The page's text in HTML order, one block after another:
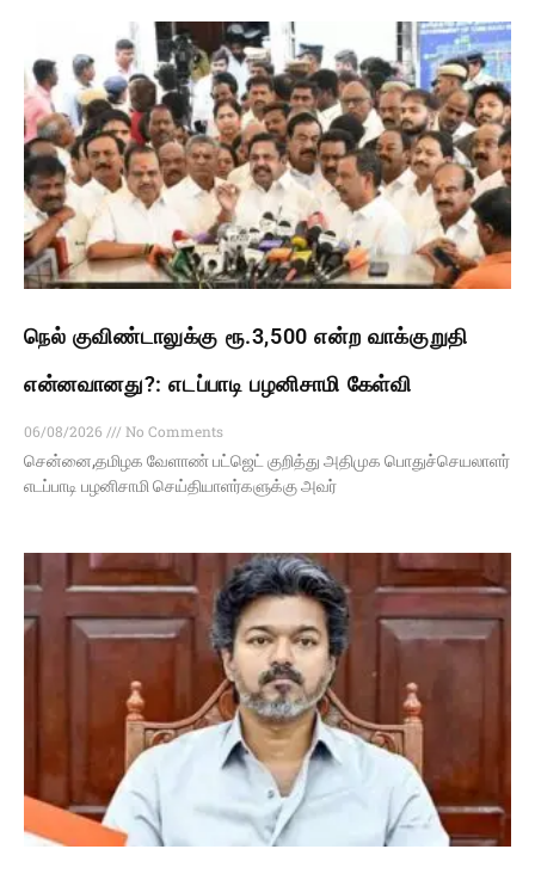
நெல் குவிண்டாலுக்கு ரூ.3,500 என்ற வாக்குறுதி
என்னவானது?: எடப்பாடி பழனிசாமி கேள்வி
06/08/2026
No Comments
சென்னை,தமிழக வேளாண் பட்ஜெட் குறித்து அதிமுக பொதுச்செயலாளர்
எடப்பாடி பழனிசாமி செய்தியாளர்களுக்கு அவர்